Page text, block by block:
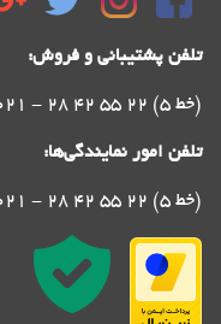
تلفن پشتیبانی و فروش:
021 - 28 42 55 22 (5 خط)
تلفن امور نمایندگی‌ها:
021 - 28 42 55 22 (5 خط)